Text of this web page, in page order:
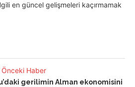
en güncel gelişmeleri kaçırmamak
Önceki Haber
gerilimin Alman ekonomisini